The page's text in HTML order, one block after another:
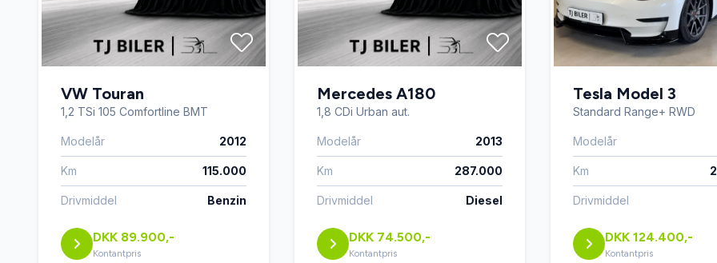
VW Touran
1,2 TSi 105 Comfortline BMT
Modelår 2012
Km 115.000
Drivmiddel Benzin
DKK 89.900,-
Kontantpris
Mercedes A180
1,8 CDi Urban aut.
Modelår 2013
Km 287.000
Drivmiddel Diesel
DKK 74.500,-
Kontantpris
Tesla Model 3
Standard Range+ RWD
Modelår
Km
Drivmiddel
DKK 124.400,-
Kontantpris